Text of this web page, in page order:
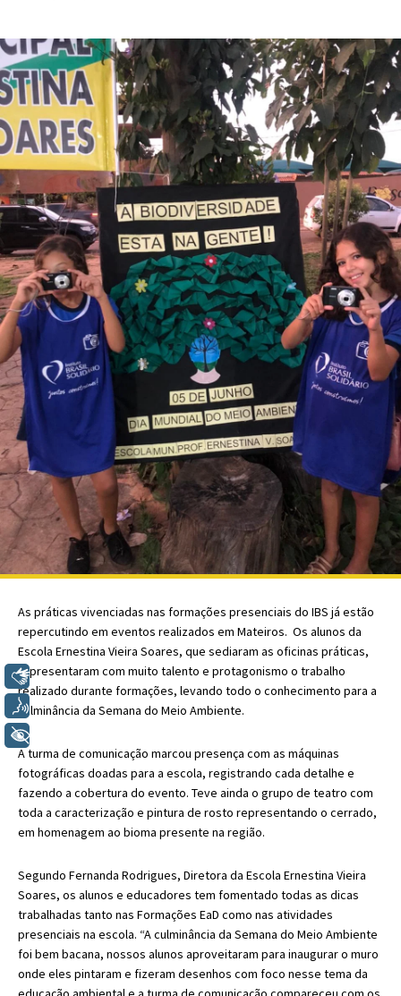
As práticas vivenciadas nas formações presenciais do IBS já estão
repercutindo em eventos realizados em Mateiros. Os alunos da
Escola Ernestina Vieira Soares, que sediaram as oficinas práticas,
representaram com muito talento e protagonismo o trabalho
realizado durante formações, levando todo o conhecimento para a
culminância da Semana do Meio Ambiente.
A turma de comunicação marcou presença com as máquinas
fotográficas doadas para a escola, registrando cada detalhe e
fazendo a cobertura do evento. Teve ainda o grupo de teatro com
toda a caracterização e pintura de rosto representando o cerrado,
em homenagem ao bioma presente na região.
Segundo Fernanda Rodrigues, Diretora da Escola Ernestina Vieira
Soares, os alunos e educadores tem fomentado todas as dicas
trabalhadas tanto nas Formações EaD como nas atividades
presenciais na escola. “A culminância da Semana do Meio Ambiente
foi bem bacana, nossos alunos aproveitaram para inaugurar o muro
onde eles pintaram e fizeram desenhos com foco nesse tema da
Libras
Voz